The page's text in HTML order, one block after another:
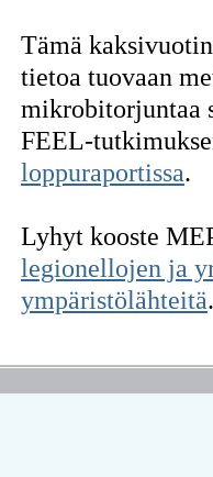
Tämä
tietoa tuovaan
mikrobitorjuntaa
FEEL-
loppuraportissa.
Lyhyt kooste
legionellojen ja
ympäristölähteitä